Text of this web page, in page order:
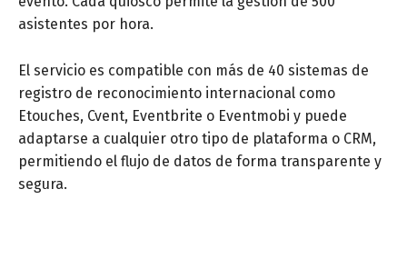
asistentes por hora.
El servicio es compatible con más de 40 sistemas de
registro de reconocimiento internacional como
Etouches, Cvent, Eventbrite o Eventmobi y puede
adaptarse a cualquier otro tipo de plataforma o CRM,
permitiendo el flujo de datos de forma transparente y
segura.